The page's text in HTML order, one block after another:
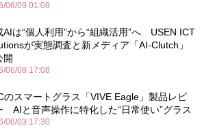
06/09 01:08
AIは“個人利用”から“組織活用”へ USEN ICT
が実態調査と新メディア「AI-Clutch」
開
06/08 17:08
のスマートグラス「VIVE Eagle」製品レビ
AIと音声操作に特化した“日常使い”グラス
06/03 17:30